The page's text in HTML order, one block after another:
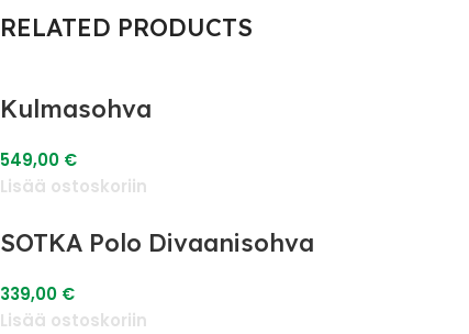
RELATED PRODUCTS
Kulmasohva
549,00 €
Lisää ostoskoriin
SOTKA Polo Divaanisohva
339,00 €
Lisää ostoskoriin